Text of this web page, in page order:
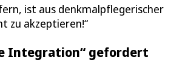
ist aus denkmalpflegerischer
zu akzeptieren!“
Integration“ gefordert